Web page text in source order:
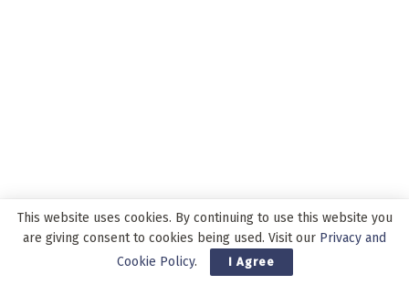
ADVERTISEMENT
This website uses cookies. By continuing to use this website you
are giving consent to cookies being used. Visit our Privacy and
Cookie Policy. I Agree